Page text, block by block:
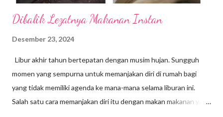
Dibalik Lezatnya Makanan Instan
Desember 23, 2024
Libur akhir tahun bertepatan dengan musim hujan. Sungguh
momen yang sempurna untuk memanjakan diri di rumah bagi
yang tidak memiliki agenda ke mana-mana selama liburan ini.
Salah satu cara memanjakan diri itu dengan makan makanan yang